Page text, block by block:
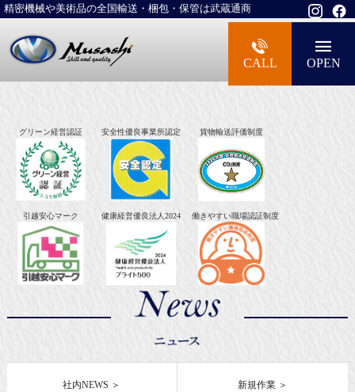
精密機械や美術品の全国輸送・梱包・保管は武蔵通商
大型精密機械・美術品・高級楽器の梱包・
CALL OPEN
グリーン経営認証 安全性優良事業所認定 貨物輸送評価制度
引越安心マーク 健康経営優良法人2024 働きやすい職場認証制度
社内NEWS 新規作業